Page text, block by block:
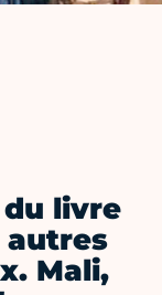
livre
autres
Mali,